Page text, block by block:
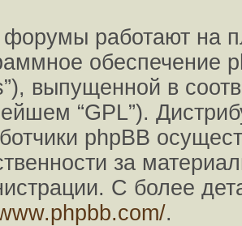
работают на
обеспечение
выпущенной в
“GPL”).
phpBB
за
С более
.